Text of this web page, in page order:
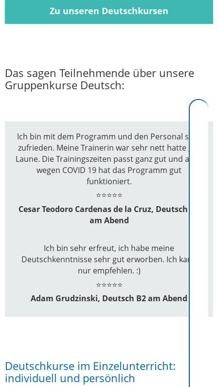
Zu unseren Deutschkursen
Das sagen Teilnehmende über unsere
Gruppenkurse Deutsch:
Ich bin mit dem Programm und den Personal sehr
zufrieden. Meine Trainerin war sehr nett hatte gut
Laune. Die Trainingszeiten passt ganz gut und auch
wegen COVID 19 hat das Programm gut
funktioniert.
⭐⭐⭐⭐⭐
Cesar Teodoro Cardenas de la Cruz, Deutsch B2
am Abend
Ich bin sehr erfreut, ich habe meine
Deutschkenntnisse sehr gut erworben. Ich kann
nur empfehlen. :)
⭐⭐⭐⭐⭐
Adam Grudzinski, Deutsch B2 am Abend
Deutschkurse im Einzelunterricht:
individuell und persönlich